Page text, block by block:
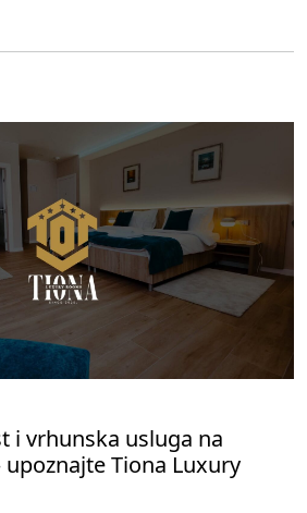
i vrhunska usluga na
Tiona Luxury